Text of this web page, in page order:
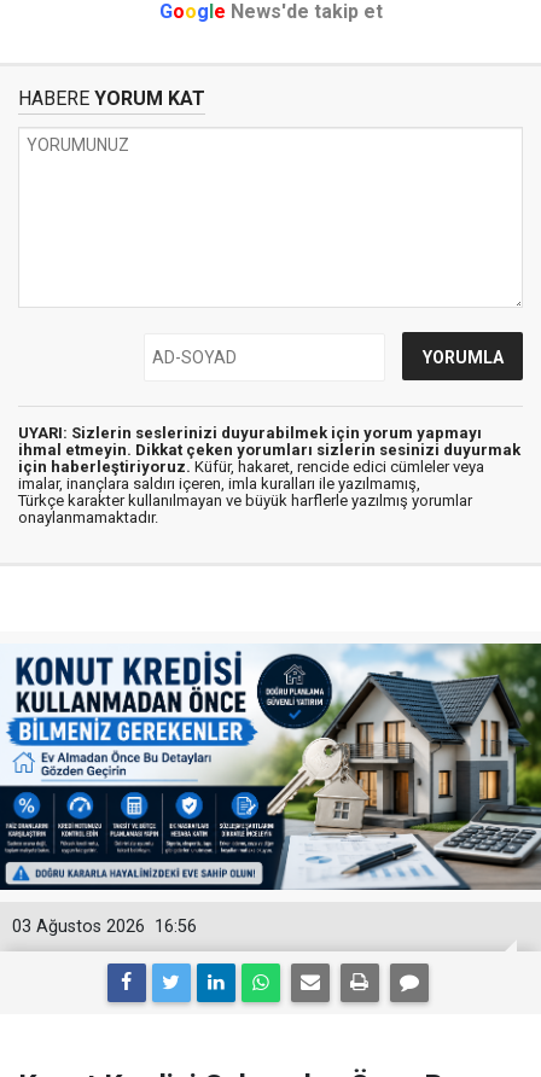
Google News'de takip et
HABERE YORUM KAT
UYARI: Sizlerin seslerinizi duyurabilmek için yorum yapmayı
ihmal etmeyin. Dikkat çeken yorumları sizlerin sesinizi duyurmak
için haberleştiriyoruz. Küfür, hakaret, rencide edici cümleler veya
imalar, inançlara saldırı içeren, imla kuralları ile yazılmamış,
Türkçe karakter kullanılmayan ve büyük harflerle yazılmış yorumlar
onaylanmamaktadır.
16:56
03 Ağustos 2026